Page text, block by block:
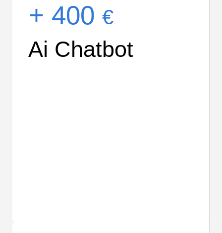
+ 400 €
Ai Chatbot